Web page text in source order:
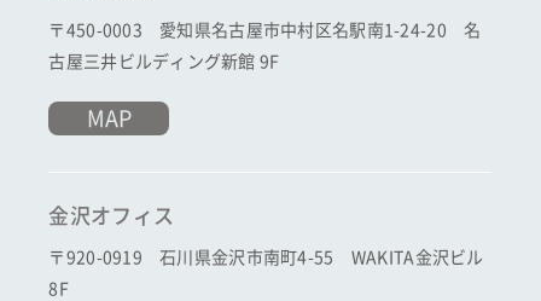
〒450-0003 愛知県名古屋市中村区名駅南1-24-20 名
古屋三井ビルディング新館 9F
MAP
金沢オフィス
〒920-0919 石川県金沢市南町4-55 WAKITA金沢ビル
8F